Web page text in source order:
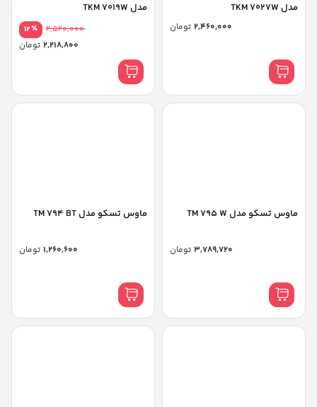
مدل TKM 7027W
تومان
مدل TKM 7019W
٪12
2,520,000
تومان
ماوس تسکو مدل TM 795 W
تومان
ماوس تسکو مدل TM 794 BT
تومان